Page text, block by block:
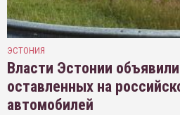
ЭСТОНИЯ
Власти Эстонии
оставленных на
автомобилей